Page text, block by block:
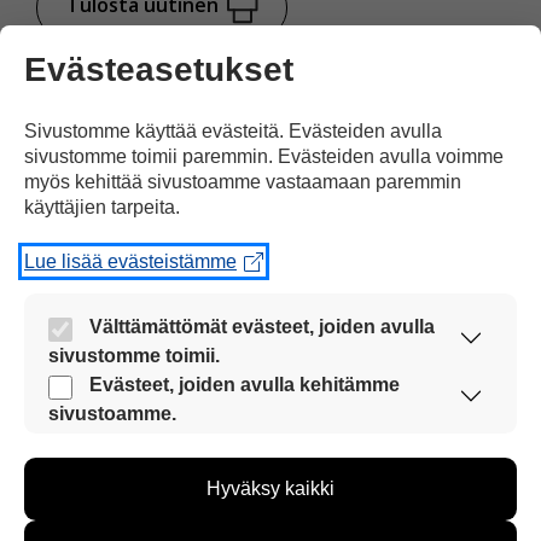
Kommentoi
Voit kirjoittaa mielipiteesi
uutisesta
kommenttilaatikkoon.
Sinun pitää kirjoittaa myös
Evästeasetukset
Sivustomme käyttää evästeitä. Evästeiden avulla
sivustomme toimii paremmin. Evästeiden avulla voimme
myös kehittää sivustoamme vastaamaan paremmin
käyttäjien tarpeita.
Lue lisää evästeistämme
Välttämättömät evästeet, joiden avulla
sivustomme toimii.
Nämä evästeet ovat aina käytössä, jotta
sivustoamme voi käyttää sujuvasti ja turvallisesti.
Evästeet, joiden avulla kehitämme
sivustoamme.
kehittää sivustoamme vastaamaan paremmin
Hyväksy kaikki